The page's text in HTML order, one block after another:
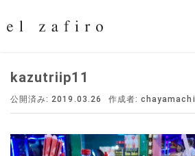
kazutriip11
公開済み: 2019.03.26 作成者:chayamachi